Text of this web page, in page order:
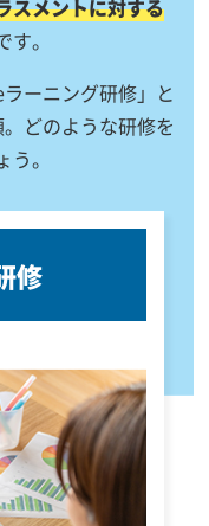
スメントに対する
す。
ーニング研修」と
どのような研修を
。
修